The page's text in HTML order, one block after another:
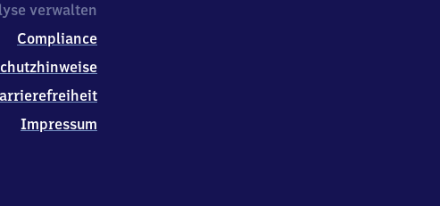
verwalten
Compliance
Impressum